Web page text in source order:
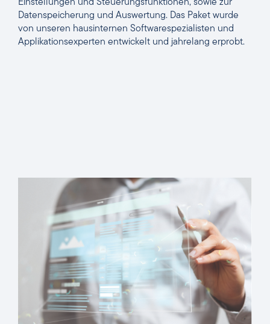
Einstellungen und Steuerungsfunktionen, sowie zur
Datenspeicherung und Auswertung. Das Paket wurde
von unseren hausinternen Softwarespezialisten und
Applikationsexperten entwickelt und jahrelang erprobt.